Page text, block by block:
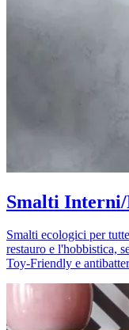
Smalti
Smalti ecologici per
restauro e l'hobbistica,
Toy-Friendly e